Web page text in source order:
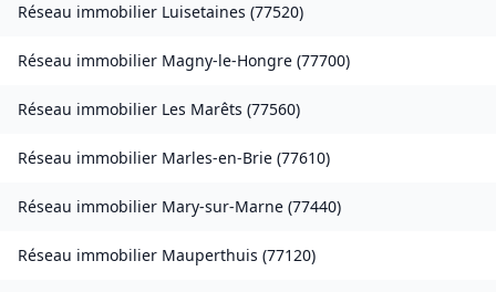
Réseau immobilier Luisetaines (77520)
Réseau immobilier Magny-le-Hongre (77700)
Réseau immobilier Les Marêts (77560)
Réseau immobilier Marles-en-Brie (77610)
Réseau immobilier Mary-sur-Marne (77440)
Réseau immobilier Mauperthuis (77120)